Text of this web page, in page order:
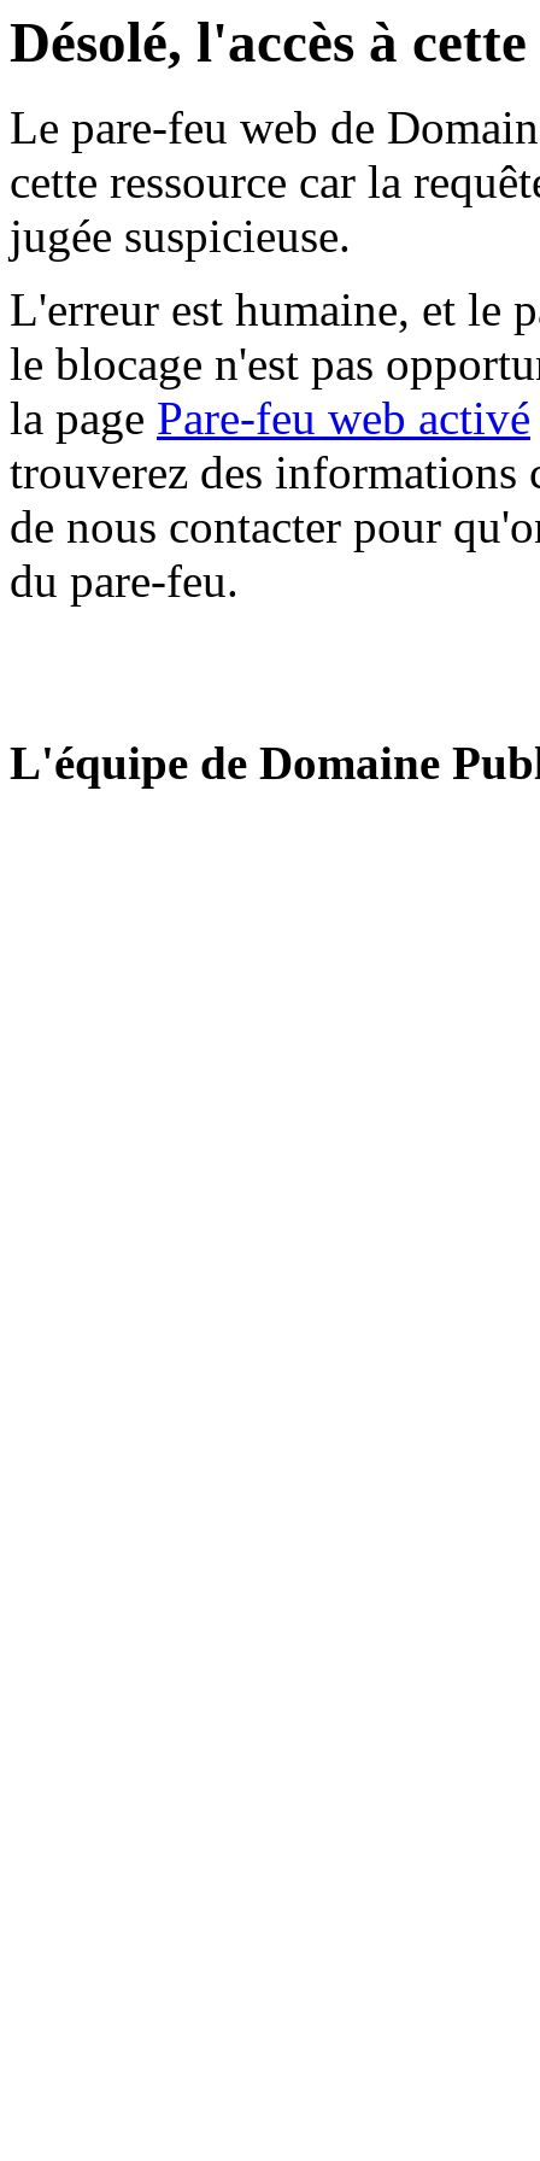
Désolé, l'accès à
Le pare-feu web de
cette ressource car la
jugée suspicieuse.
L'erreur est humaine, et le
le blocage n'est pas
la page Pare-feu web activé
trouverez des informations
de nous contacter pour
du pare-feu.
L'équipe de Domaine